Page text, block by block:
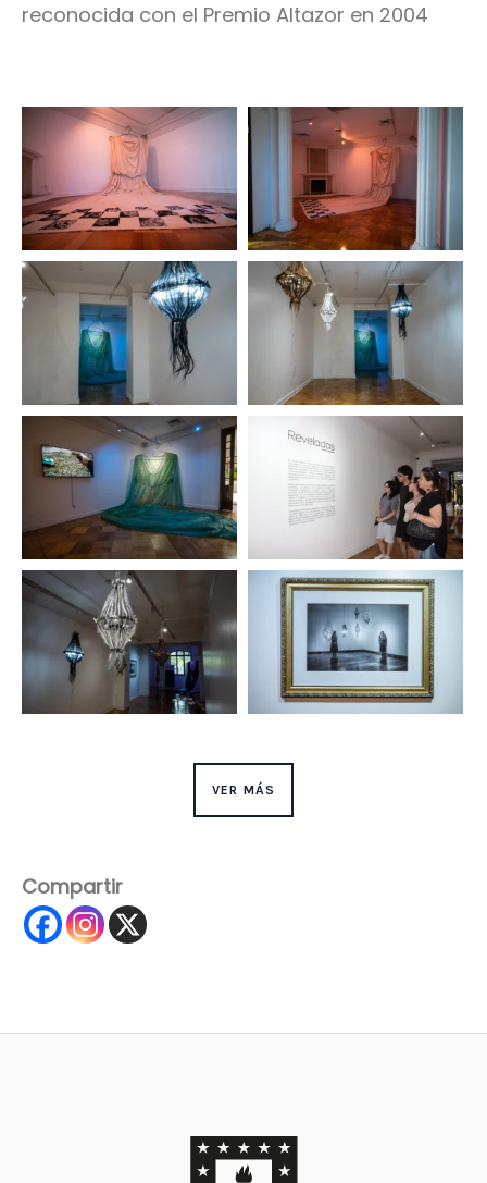
reconocida con el Premio Altazor en 2004
VER MÁS
Compartir